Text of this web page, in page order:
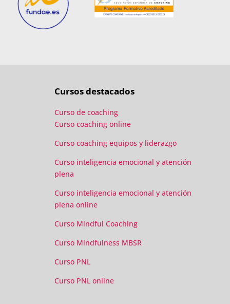
Cursos destacados
Curso de coaching
Curso coaching online
Curso coaching equipos y liderazgo
Curso inteligencia emocional y atención
plena
Curso inteligencia emocional y atención
plena online
Curso Mindful Coaching
Curso Mindfulness MBSR
Curso PNL
Curso PNL online